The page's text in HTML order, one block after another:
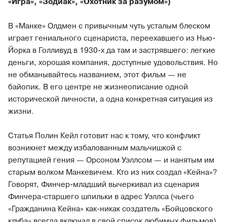
В «Манке» Олдмен с привычным чуть усталым блеском
играет гениального сценариста, переехавшего из Нью-
Йорка в Голливуд в 1930-х да там и застрявшего: легкие
деньги, хорошая компания, доступные удовольствия. Но
не обманывайтесь названием, этот фильм — не
байопик. В его центре не жизнеописание одной
исторической личности, а одна конкретная ситуация из
жизни.
Статья Полин Кейл готовит нас к тому, что конфликт
возникнет между избалованным мальчишкой с
репутацией гения — Орсоном Уэллсом — и нанятым им
старым волком Манкевичем. Кто из них создал «Кейна»?
Говорят, Финчер-младший вычеркивал из сценария
Финчера-старшего шпильки в адрес Уэллса (чьего
«Гражданина Кейна» как-никак создатель «Бойцовского